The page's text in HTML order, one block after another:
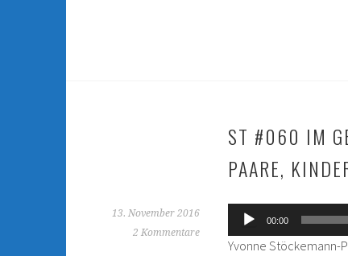
ST #060 IM
PAARE,
13. November 2016
2 Kommentare
Audio-
Player
00:00
Yvonne Stöckemann-